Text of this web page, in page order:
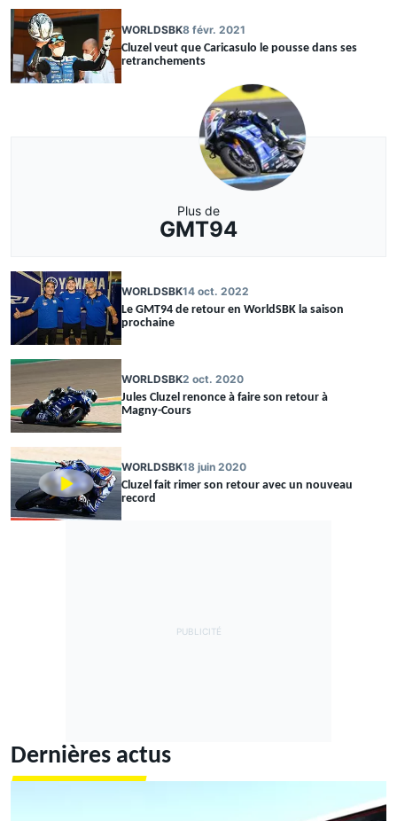
WORLDSBK8 févr. 2021
Cluzel veut que Caricasulo le pousse dans ses
retranchements
Plus de
GMT94
WORLDSBK14 oct. 2022
Le GMT94 de retour en WorldSBK la saison
prochaine
WORLDSBK2 oct. 2020
Jules Cluzel renonce à faire son retour à
Magny-Cours
WORLDSBK18 juin 2020
Cluzel fait rimer son retour avec un nouveau
record
Dernières actus